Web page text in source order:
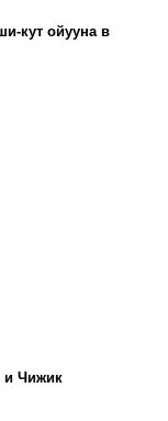
кут ойууна в
и Чижик